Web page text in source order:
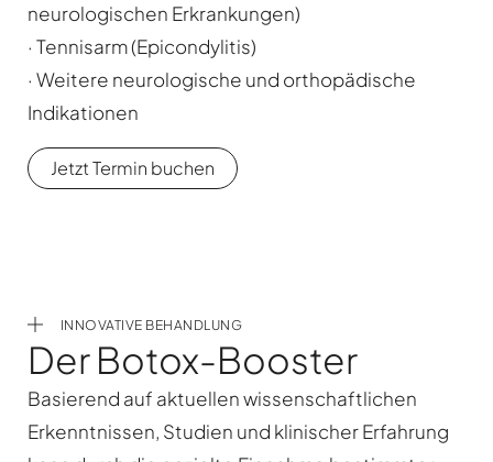
neurologischen Erkrankungen)
· Tennisarm (Epicondylitis)
· Weitere neurologische und orthopädische
Indikationen
Jetzt Termin buchen
INNOVATIVE BEHANDLUNG
Der Botox-Booster
Basierend auf aktuellen wissenschaftlichen
Erkenntnissen, Studien und klinischer Erfahrung